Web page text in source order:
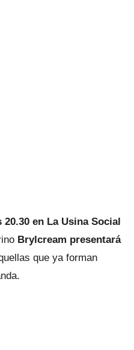
en La Usina Social
Brylcream presentará
que ya forman